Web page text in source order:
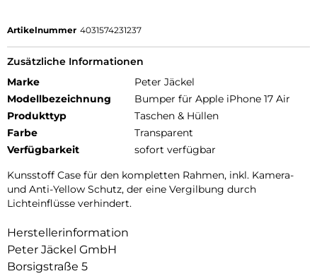
Artikelnummer 4031574231237
Zusätzliche Informationen
Marke
Peter Jäckel
Modellbezeichnung
Bumper für Apple iPhone 17 Air
Produkttyp
Taschen & Hüllen
Farbe
Transparent
Verfügbarkeit
sofort verfügbar
Kunsstoff Case für den kompletten Rahmen, inkl. Kamera-
und Anti-Yellow Schutz, der eine Vergilbung durch
Lichteinflüsse verhindert.
Herstellerinformation
Peter Jäckel GmbH
Borsigstraße 5